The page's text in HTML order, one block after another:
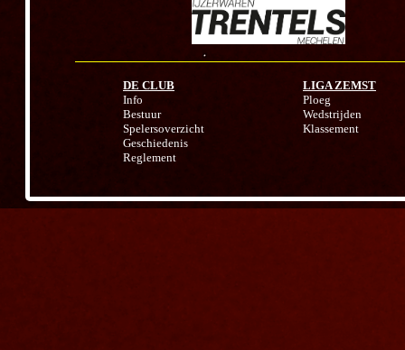
DE CLUB
Info
Bestuur
Spelersoverzicht
Geschiedenis
Reglement
LIGA ZEMST
Ploeg
Wedstrijden
Klassement